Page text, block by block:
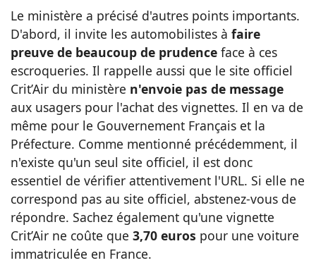
Le ministère a précisé d'autres points importants.
D'abord, il invite les automobilistes à faire
preuve de beaucoup de prudence face à ces
escroqueries. Il rappelle aussi que le site officiel
Crit’Air du ministère n'envoie pas de message
aux usagers pour l'achat des vignettes. Il en va de
même pour le Gouvernement Français et la
Préfecture. Comme mentionné précédemment, il
n'existe qu'un seul site officiel, il est donc
essentiel de vérifier attentivement l'URL. Si elle ne
correspond pas au site officiel, abstenez-vous de
répondre. Sachez également qu'une vignette
Crit’Air ne coûte que 3,70 euros pour une voiture
immatriculée en France.